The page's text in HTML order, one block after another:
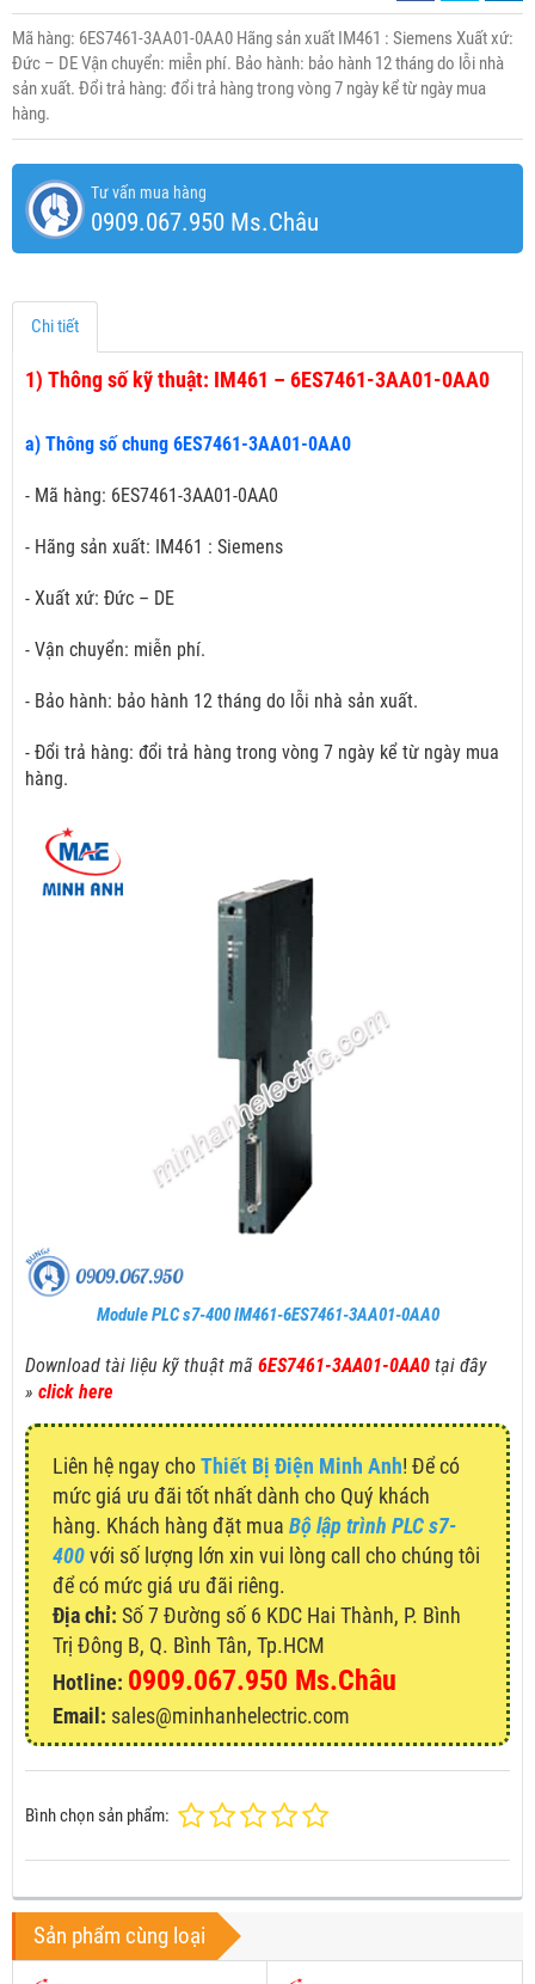
Mã hàng: 6ES7461-3AA01-0AA0 Hãng sản xuất IM461 : Siemens Xuất xứ:
Đức – DE Vận chuyển: miễn phí. Bảo hành: bảo hành 12 tháng do lỗi nhà
sản xuất. Đổi trả hàng: đổi trả hàng trong vòng 7 ngày kể từ ngày mua
hàng.
Tư vấn mua hàng
0909.067.950 Ms.Châu
Chi tiết
1) Thông số kỹ thuật: IM461 – 6ES7461-3AA01-0AA0
a) Thông số chung 6ES7461-3AA01-0AA0
- Mã hàng: 6ES7461-3AA01-0AA0
- Hãng sản xuất: IM461 : Siemens
- Xuất xứ: Đức – DE
- Vận chuyển: miễn phí.
- Bảo hành: bảo hành 12 tháng do lỗi nhà sản xuất.
- Đổi trả hàng: đổi trả hàng trong vòng 7 ngày kể từ ngày mua
hàng.
Module PLC s7-400 IM461-6ES7461-3AA01-0AA0
Download tài liệu kỹ thuật mã 6ES7461-3AA01-0AA0 tại đây
» click here
Liên hệ ngay choThiết Bị Điện Minh Anh! Để có
mức giá ưu đãi tốt nhất dành cho Quý khách
hàng. Khách hàng đặt mua Bộ lập trình PLC s7-
400với số lượng lớn xin vui lòng call cho chúng tôi
để có mức giá ưu đãi riêng.
Địa chỉ: Số 7 Đường số 6 KDC Hai Thành, P. Bình
Trị Đông B, Q. Bình Tân, Tp.HCM
Hotline: 0909.067.950 Ms.Châu
Email: sales@minhanhelectric.com
Bình chọn sản phẩm:
Sản phẩm cùng loại